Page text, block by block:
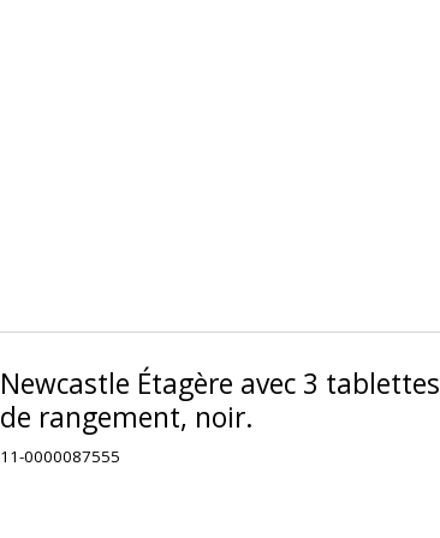
Newcastle Étagère avec 3 tablettes
de rangement, noir.
11-0000087555